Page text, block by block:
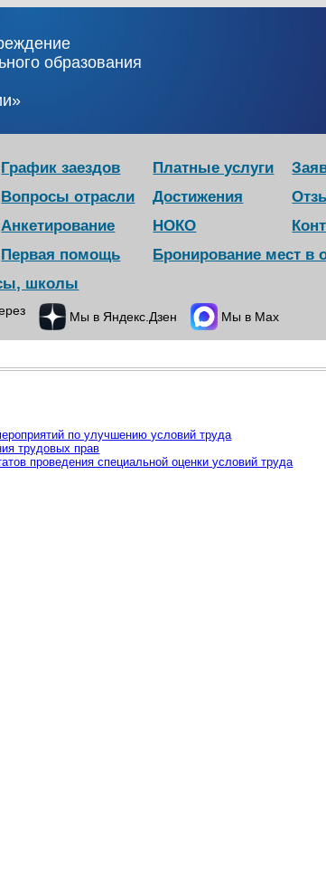
образования
График заездов Платные услуги
Вопросы отрасли Достижения
Анкетирование НОКО
Первая помощь
Бронирование мест в
школы
Мы в Яндекс.Дзен Мы в Max
по улучшению условий труда
трудовых прав
проведения специальной оценки условий труда